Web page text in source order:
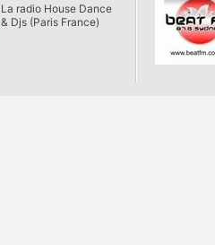
La radio House Dance
& Djs (Paris France)